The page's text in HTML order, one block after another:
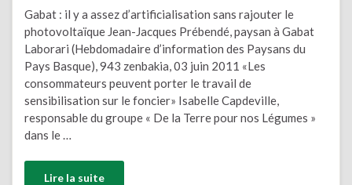
Gabat : il y a assez d’artificialisation sans rajouter le
photovoltaïque Jean-Jacques Prébendé, paysan à Gabat
Laborari (Hebdomadaire d’information des Paysans du
Pays Basque), 943 zenbakia, 03 juin 2011 «Les
consommateurs peuvent porter le travail de
sensibilisation sur le foncier» Isabelle Capdeville,
responsable du groupe « De la Terre pour nos Légumes »
dans le …
Lire la suite